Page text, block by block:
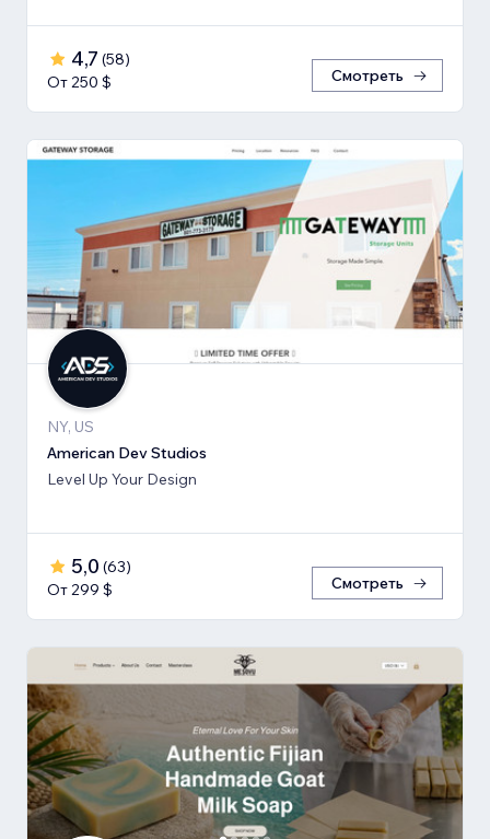
4,7 (58)
От 250 $
Смотреть
NY, US
American Dev Studios
Level Up Your Design
5,0 (63)
От 299 $
Смотреть